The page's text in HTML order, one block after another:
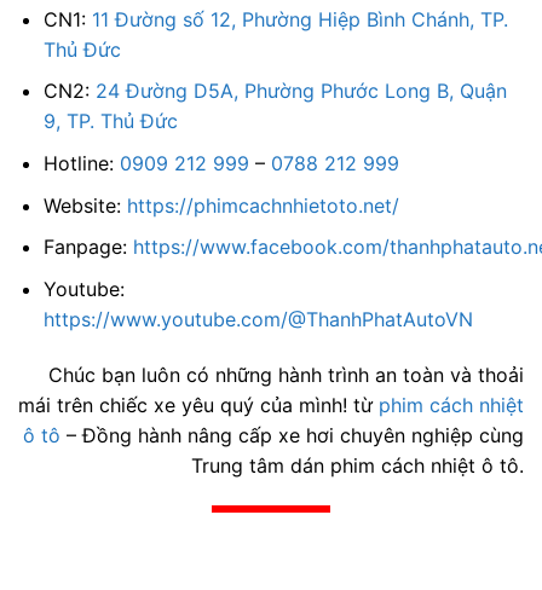
CN1: 11 Đường số 12, Phường Hiệp Bình Chánh, TP.
Thủ Đức
CN2: 24 Đường D5A, Phường Phước Long B, Quận
9, TP. Thủ Đức
Hotline: 0909 212 999 – 0788 212 999
Website: https://phimcachnhietoto.net/
Fanpage: https://www.facebook.com/
Youtube:
https://www.youtube.com/@ThanhPhatAutoVN
Chúc bạn luôn có những hành trình an toàn và thoải
mái trên chiếc xe yêu quý của mình! từ phim cách nhiệt
ô tô – Đồng hành nâng cấp xe hơi chuyên nghiệp cùng
Trung tâm dán phim cách nhiệt ô tô.